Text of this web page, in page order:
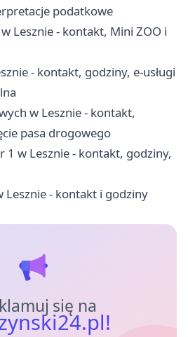
podatkowe
Lesznie - kontakt, Mini ZOO i
- kontakt, godziny, e-usługi
w Lesznie - kontakt,
pasa drogowego
1 w Lesznie - kontakt, godziny,
Lesznie - kontakt i godziny
się na